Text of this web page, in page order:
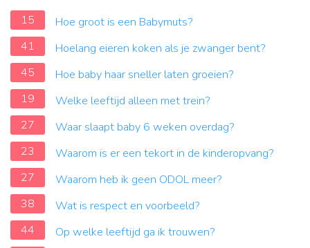
15
Hoe groot is een Babymuts?
41
Hoelang eieren koken als je zwanger bent?
45
Hoe baby haar sneller laten groeien?
19
Welke leeftijd alleen met trein?
27
Waar slaapt baby 6 weken overdag?
23
Waarom is er een tekort in de kinderopvang?
27
Waarom heb ik geen ODOL meer?
38
Wat is respect en voorbeeld?
44
Op welke leeftijd ga ik trouwen?